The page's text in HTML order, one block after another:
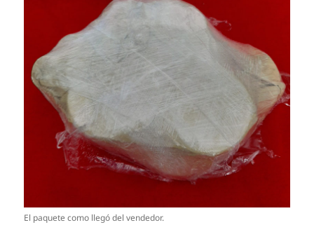
El paquete como llegó del vendedor.